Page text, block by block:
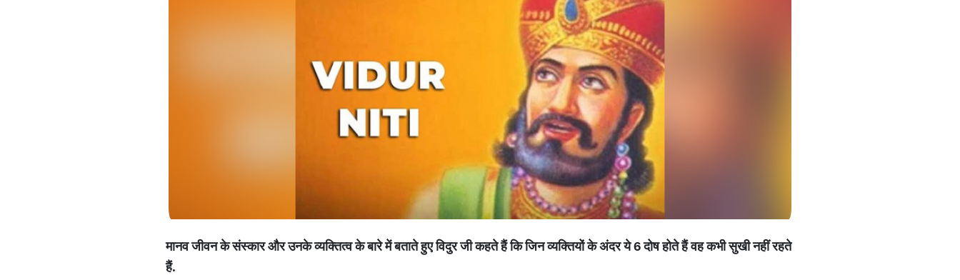
मानव जीवन के संस्कार और उनके व्यक्तित्व के बारे में बताते हुए विदुर जी कहते हैं कि जिन व्यक्तियों के अंदर ये 6 दोष होते हैं वह कभी सुखी नहीं रहते
हैं.